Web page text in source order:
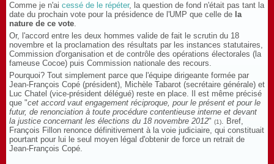
Comme je n'ai cessé de le répéter, la question de fond n'était pas tant la
date du prochain vote pour la présidence de l'UMP que celle de la
nature de ce vote.
Or, l'accord entre les deux hommes valide de fait le scrutin du 18
novembre et la proclamation des résultats par les instances statutaires,
Commission d'organisation et de contrôle des opérations électorales (la
fameuse Cocoe) puis Commission nationale des recours.
Pourquoi? Tout simplement parce que l'équipe dirigeante formée par
Jean-François Copé (président), Michèle Tabarot (secrétaire générale) et
Luc Chatel (vice-président délégué) reste en place. Il est même précisé
que "cet accord vaut engagement réciproque, pour le présent et pour le
futur, de renonciation à toute procédure contentieuse interne et devant
la justice concernant les élections du 18 novembre 2012" (1). Bref,
François Fillon renonce définitivement à la voie judiciaire, qui constituait
pourtant pour lui le seul moyen légal d'obtenir de force un retrait de
Jean-François Copé.